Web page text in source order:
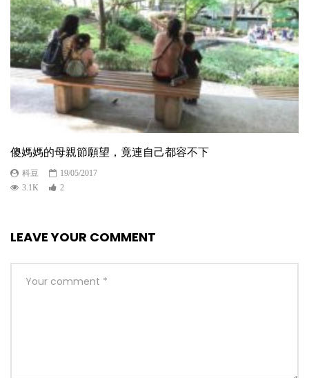
傻媽媽的母親節願望，竟連自己都容不下
科豆
19/05/2017
3.1K
2
LEAVE YOUR COMMENT